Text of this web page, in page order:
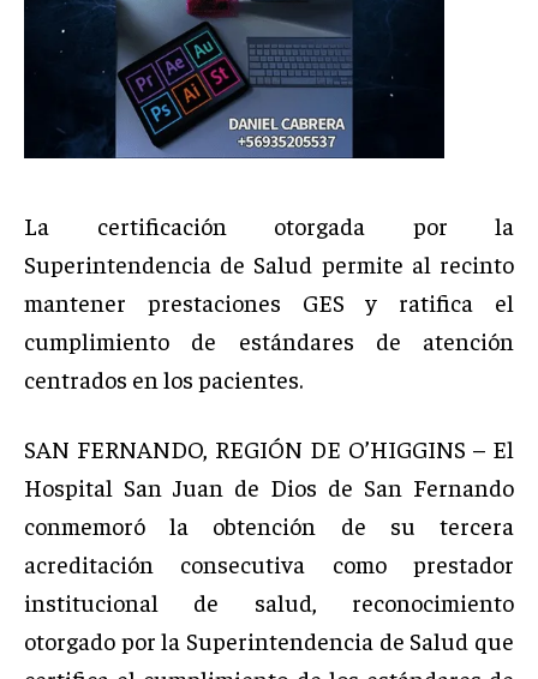
La certificación otorgada por la
Superintendencia de Salud permite al recinto
mantener prestaciones GES y ratifica el
cumplimiento de estándares de atención
centrados en los pacientes.
SAN FERNANDO, REGIÓN DE O’HIGGINS – El
Hospital San Juan de Dios de San Fernando
conmemoró la obtención de su tercera
acreditación consecutiva como prestador
institucional de salud, reconocimiento
otorgado por la Superintendencia de Salud que